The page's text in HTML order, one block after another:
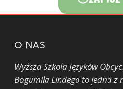
O NAS
Wyższa Szkoła Języków
Bogumiła Lindego to jedna z